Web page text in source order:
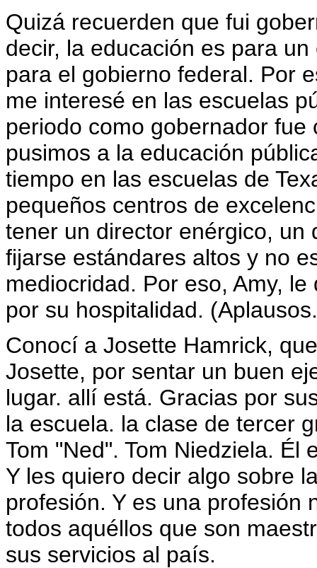
Quizá recuerden que fui
decir, la educación es para
para el gobierno federal. Por
me interesé en las escuelas
periodo como gobernador
pusimos a la educación
tiempo en las escuelas de
pequeños centros de
tener un director enérgico, un
fijarse estándares altos y no
mediocridad. Por eso, Amy,
por su hospitalidad.
Conocí a Josette Hamrick,
Josette, por sentar un buen
lugar. allí está. Gracias por
la escuela. la clase de tercer
Tom "Ned". Tom Niedziela. Él
Y les quiero decir algo sobre
profesión. Y es una profesión
todos aquéllos que son
sus servicios al país.